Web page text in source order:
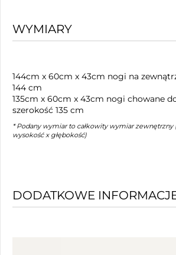
WYMIARY
144cm x 60cm x 43cm nogi na
144 cm
135cm x 60cm x 43cm nogi chowane
szerokość 135 cm
* Podany wymiar to całkowity wymiar zewnętrzny
wysokość x głębokość)
DODATKOWE